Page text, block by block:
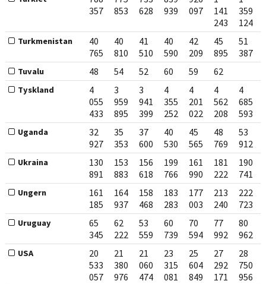
357
853
628
939
097
141
243
359
124
Turkmenistan
40
765
40
810
41
510
40
590
42
209
45
895
51
387
Tuvalu 48 54 52 60 59 62
Tyskland
4
055
433
3
959
895
3
941
399
4
355
252
4
201
022
4
562
208
4
685
593
Uganda
32
927
35
353
37
600
40
530
45
565
48
769
53
912
Ukraina
130
891
153
883
156
618
199
766
161
990
181
222
190
741
Ungern
161
185
164
937
158
468
183
283
177
003
213
240
222
723
Uruguay
65
345
62
222
53
559
60
739
70
594
77
992
80
962
USA
20
533
057
21
380
976
21
060
474
23
315
081
25
604
849
27
292
171
28
750
956